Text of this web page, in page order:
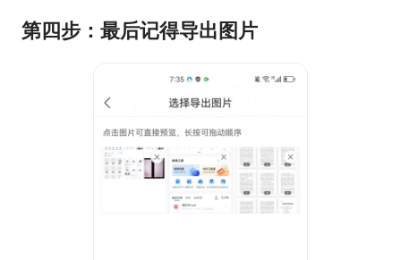
第四步：最后记得导出图片